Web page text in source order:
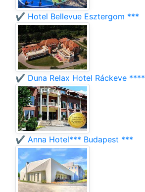
✔️ Hotel Bellevue Esztergom ***
✔️ Duna Relax Hotel Ráckeve ****
✔️ Anna Hotel*** Budapest ***